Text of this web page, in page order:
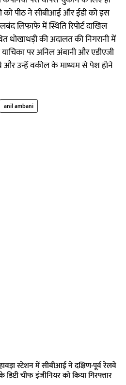
को पीठ ने सीबीआई और ईडी को इस
लिफाफे में स्थिति रिपोर्ट दाखिल
धोखाधड़ी की अदालत की निगरानी में
पर अनिल अंबानी और एडीएजी
और उन्हें वकील के माध्यम से पेश होने
anil ambani
स्टेशन में सीबीआई ने दक्षिण-पूर्व रेलवे
डिप्टी चीफ इंजीनियर को किया गिरफ्तार